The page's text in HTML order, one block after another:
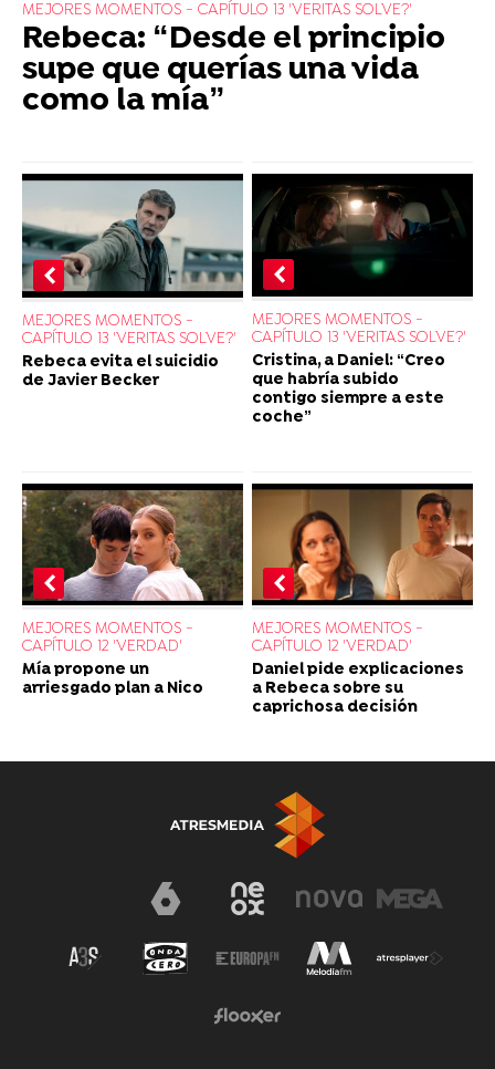
MEJORES MOMENTOS - CAPÍTULO 13 'VERITAS SOLVE?'
Rebeca: “Desde el principio
supe que querías una vida
como la mía”
MEJORES MOMENTOS -
CAPÍTULO 13 'VERITAS SOLVE?'
Rebeca evita el suicidio
de Javier Becker
MEJORES MOMENTOS -
CAPÍTULO 13 'VERITAS SOLVE?'
Cristina, a Daniel: “Creo
que habría subido
contigo siempre a este
coche”
MEJORES MOMENTOS -
CAPÍTULO 12 'VERDAD'
Mía propone un
arriesgado plan a Nico
MEJORES MOMENTOS -
CAPÍTULO 12 'VERDAD'
Daniel pide explicaciones
a Rebeca sobre su
caprichosa decisión